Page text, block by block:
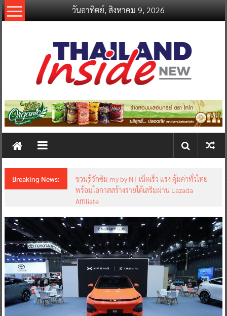
Skip
to
วันอาทิตย์, สิงหาคม 9, 2026
thailandinsidenew.com
Thailand
New
Breaking News:
ชวนรู้จักซิม my by NT เน็ตเร็ว แรง คุ้มค่าทั่วไทย
พร้อมโอกาสสร้างรายได้เสริมผ่าน Lazada
Affiliate